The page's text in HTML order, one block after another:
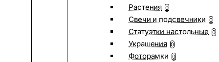
Растения 0
Свечи и подсвечники 0
Статуэтки настольные 0
Украшения 0
Фоторамки 0